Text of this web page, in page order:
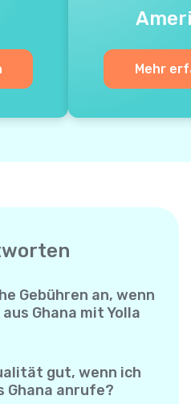
Mehr
Gebühren an, wenn
Ghana mit Yolla
pro Minute – Sie zahlen
Keine
keine verpflichtenden
gut, wenn ich
Ghana anrufe?